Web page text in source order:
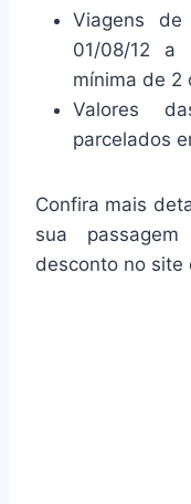
Viagens
01/08/12 a
mínima de 2
Valores
parcelados
Confira mais
sua
desconto no site